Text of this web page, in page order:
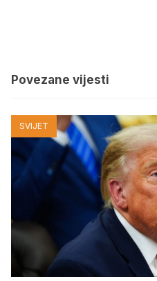
Povezane vijesti
SVIJET